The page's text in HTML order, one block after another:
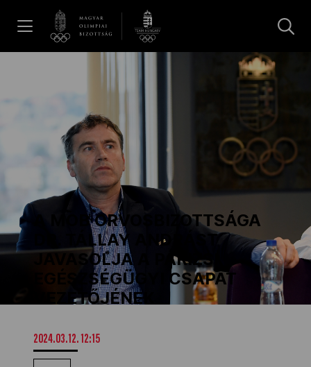
Galéria
Dakar 2026
Los Angeles 2028
MOB
Kettőskarrier-program
A MOB ORVOSBIZOTTSÁGA
DR. TÁLLAY ANDRÁST
JAVASOLJA A PÁRIZSI
EGÉSZSÉGÜGYI CSAPAT
VEZETŐJÉNEK
2024.03.12. 12:15